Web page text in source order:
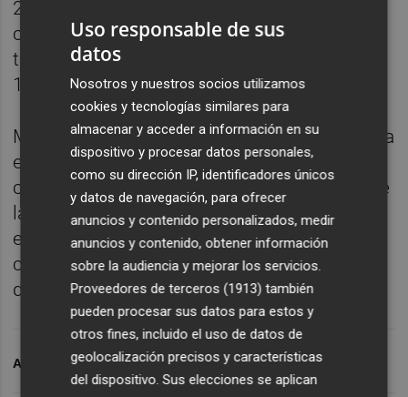
2.459.880 pruebas diagnósticas, de las
cuales 1.235.087 han sido PCR y 1.224.793
test de antígenos, con una tasa global por
100.000 habitantes de 5.230,87.
Mientras tanto, la tasa de positividad se sitúa
en el 28,78 por ciento, frente al 28,46 por
ciento del lunes. La Organización Mundial de
la Salud (OMS) recomienda que este dato se
encuentre por debajo del 5 por ciento para
considerar como 'controlada' la propagación
del virus.
ARCHIVADO EN CORONAVIRUS
Uso responsable de sus
datos
Nosotros y nuestros socios utilizamos
cookies y tecnologías similares para
almacenar y acceder a información en su
dispositivo y procesar datos personales,
como su dirección IP, identificadores únicos
y datos de navegación, para ofrecer
anuncios y contenido personalizados, medir
anuncios y contenido, obtener información
sobre la audiencia y mejorar los servicios.
Proveedores de terceros (1913) también
pueden procesar sus datos para estos y
otros fines, incluido el uso de datos de
geolocalización precisos y características
del dispositivo. Sus elecciones se aplican